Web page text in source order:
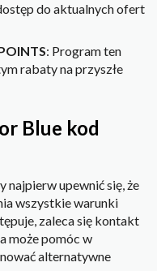
do aktualnych ofert
: Program ten
rabaty na przyszłe
Blue kod
najpierw upewnić się, że
wszystkie warunki
zaleca się kontakt
może pomóc w
alternatywne